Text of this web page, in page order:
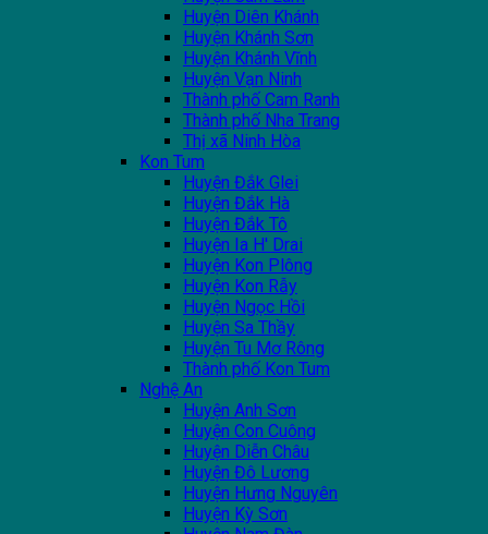
Huyện Diên Khánh
Huyện Khánh Sơn
Huyện Khánh Vĩnh
Huyện Vạn Ninh
Thành phố Cam Ranh
Thành phố Nha Trang
Thị xã Ninh Hòa
Kon Tum
Huyện Đắk Glei
Huyện Đắk Hà
Huyện Đắk Tô
Huyện Ia H' Drai
Huyện Kon Plông
Huyện Kon Rẫy
Huyện Ngọc Hồi
Huyện Sa Thầy
Huyện Tu Mơ Rông
Thành phố Kon Tum
Nghệ An
Huyện Anh Sơn
Huyện Con Cuông
Huyện Diễn Châu
Huyện Đô Lương
Huyện Hưng Nguyên
Huyện Kỳ Sơn